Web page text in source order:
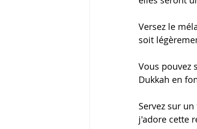
Versez le
soit
Vous pouvez
Dukkah en
Servez sur
j'adore cette